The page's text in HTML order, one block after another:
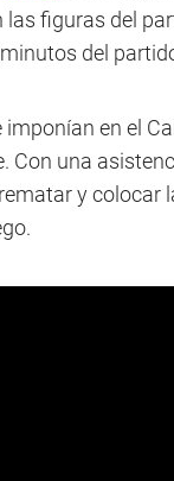
las figuras del
del
imponían en el
Con una
y colocar